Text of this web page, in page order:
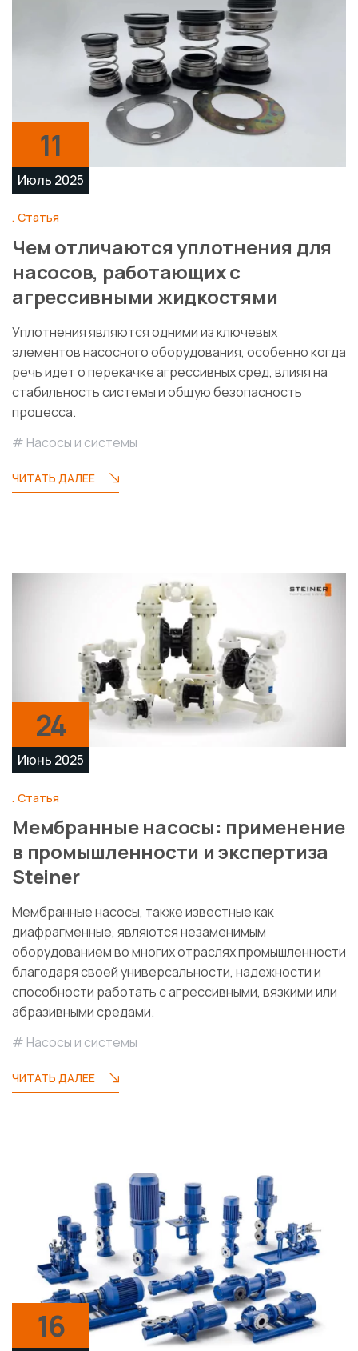
11
Июль 2025
Статья
Чем отличаются уплотнения для
насосов, работающих с
агрессивными жидкостями
Уплотнения являются одними из ключевых
элементов насосного оборудования, особенно когда
речь идет о перекачке агрессивных сред, влияя на
стабильность системы и общую безопасность
процесса.
Насосы и системы
ЧИТАТЬ ДАЛЕЕ
24
Июнь 2025
Статья
Мембранные насосы: применение
в промышленности и экспертиза
Steiner
Мембранные насосы, также известные как
диафрагменные, являются незаменимым
оборудованием во многих отраслях промышленности
благодаря своей универсальности, надежности и
способности работать с агрессивными, вязкими или
абразивными средами.
Насосы и системы
ЧИТАТЬ ДАЛЕЕ
16